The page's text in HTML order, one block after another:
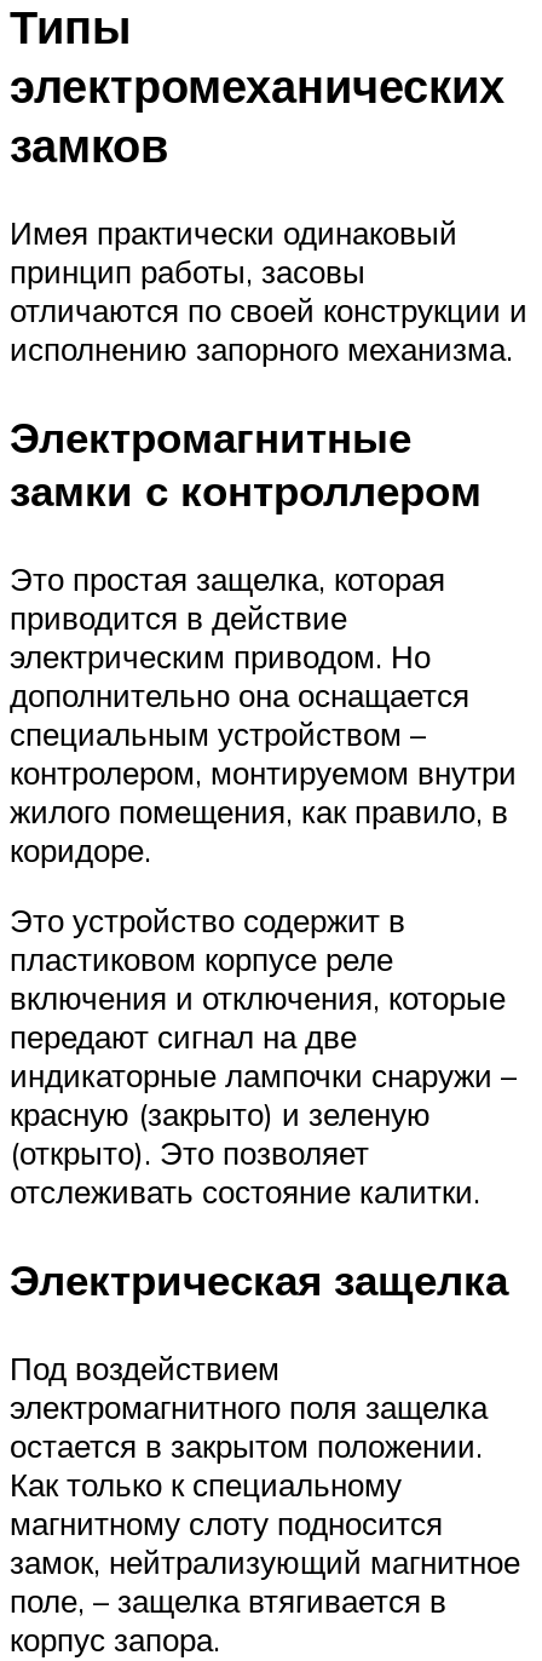
Типы
электромеханических
замков
Имея практически одинаковый
принцип работы, засовы
отличаются по своей конструкции и
исполнению запорного механизма.
Электромагнитные
замки с контроллером
Это простая защелка, которая
приводится в действие
электрическим приводом. Но
дополнительно она оснащается
специальным устройством –
контролером, монтируемом внутри
жилого помещения, как правило, в
коридоре.
Это устройство содержит в
пластиковом корпусе реле
включения и отключения, которые
передают сигнал на две
индикаторные лампочки снаружи –
красную (закрыто) и зеленую
(открыто). Это позволяет
отслеживать состояние калитки.
Электрическая защелка
Под воздействием
электромагнитного поля защелка
остается в закрытом положении.
Как только к специальному
магнитному слоту подносится
замок, нейтрализующий магнитное
поле, – защелка втягивается в
корпус запора.